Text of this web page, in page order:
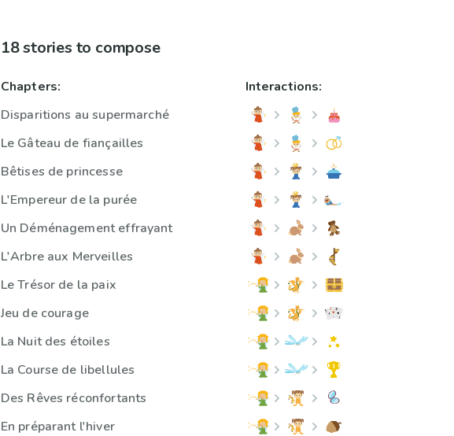
18 stories to compose
Chapters:
Disparitions au supermarché
Le Gâteau de fiançailles
Bêtises de princesse
L'Empereur de la purée
Un Déménagement effrayant
L'Arbre aux Merveilles
Le Trésor de la paix
Jeu de courage
La Nuit des étoiles
La Course de libellules
Des Rêves réconfortants
En préparant l'hiver
Interactions: